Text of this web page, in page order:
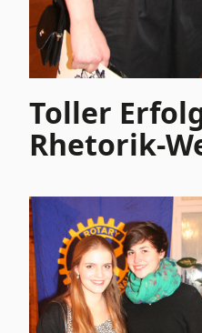
Toller
Rhetorik-